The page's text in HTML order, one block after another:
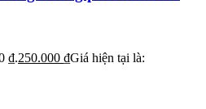
₫.250.000 ₫Giá hiện tại là: